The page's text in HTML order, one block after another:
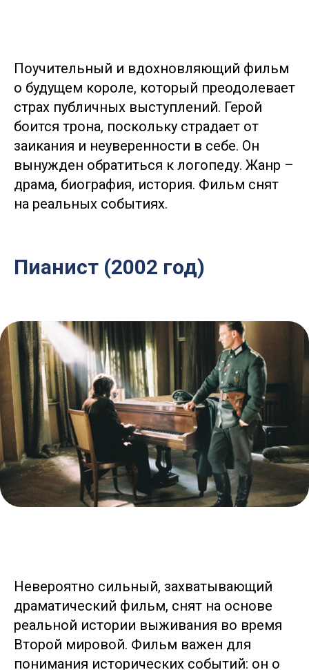
Поучительный и вдохновляющий фильм
о будущем короле, который преодолевает
страх публичных выступлений. Герой
боится трона, поскольку страдает от
заикания и неуверенности в себе. Он
вынужден обратиться к логопеду. Жанр –
драма, биография, история. Фильм снят
на реальных событиях.
Пианист (2002 год)
Невероятно сильный, захватывающий
драматический фильм, снят на основе
реальной истории выживания во время
Второй мировой. Фильм важен для
понимания исторических событий: он о
Написать нам
Мессенджеры:
ds@lingvonanny.ru
улица Каланчевская, 16, ст.м. Комсомольская
Офис в Москве
Lingvo Nanny